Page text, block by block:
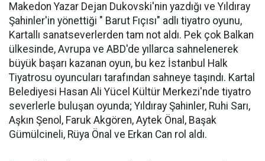
Makedon Yazar Dejan Dukovski'nin yazdığı ve Yıldıray
Şahinler'in yönettiği " Barut Fıçısı" adlı tiyatro oyunu,
Kartallı sanatseverlerden tam not aldı. Pek çok Balkan
ülkesinde, Avrupa ve ABD'de yıllarca sahnelenerek
büyük başarı kazanan oyun, bu kez İstanbul Halk
Tiyatrosu oyuncuları tarafından sahneye taşındı. Kartal
Belediyesi Hasan Ali Yücel Kültür Merkezi'nde tiyatro
severlerle buluşan oyunda; Yıldıray Şahinler, Ruhi Sarı,
Aşkın Şenol, Faruk Akgören, Aytek Önal, Başak
Gümülcineli, Rüya Önal ve Erkan Can rol aldı.